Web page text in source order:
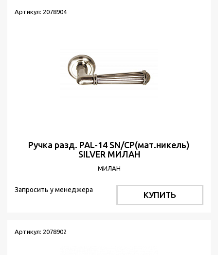
Артикул: 2078904
Ручка разд. PAL-14 SN/CP(мат.никель)
SILVER МИЛАН
МИЛАН
Запросить у менеджера
КУПИТЬ
Артикул: 2078902